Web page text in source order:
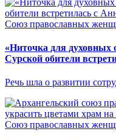
Союз православных
«Ниточка для духовных
Сурской обители
Речь шла о развитии
Союз православных